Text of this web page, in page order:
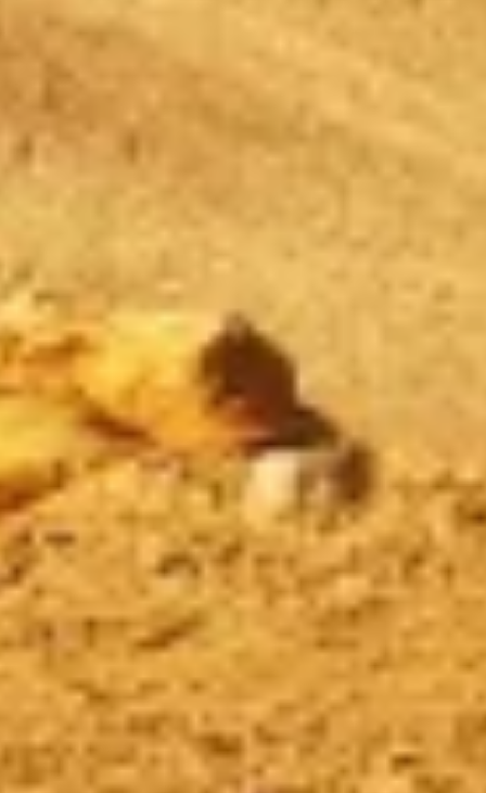
Usar perfis para selecionar conteúdo
Medir o desempenho do conteúdo
Usar dados limitados para selecionar
conteúdo
Recursos especiais do IAB:
Usar dados exatos de geolocalização
Identificar dispositivos com base nas
informações solicitadas ativamente
Finalidades de processamento não IAB:
Necessário
Funcional